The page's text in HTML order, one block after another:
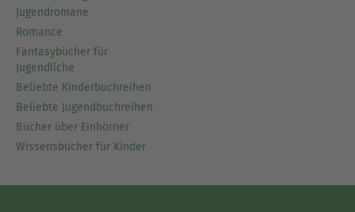
Jugendromane
Romance
Fantasybücher für
Jugendliche
Beliebte Kinderbuchreihen
Beliebte Jugendbuchreihen
Bücher über Einhörner
Wissensbücher für Kinder